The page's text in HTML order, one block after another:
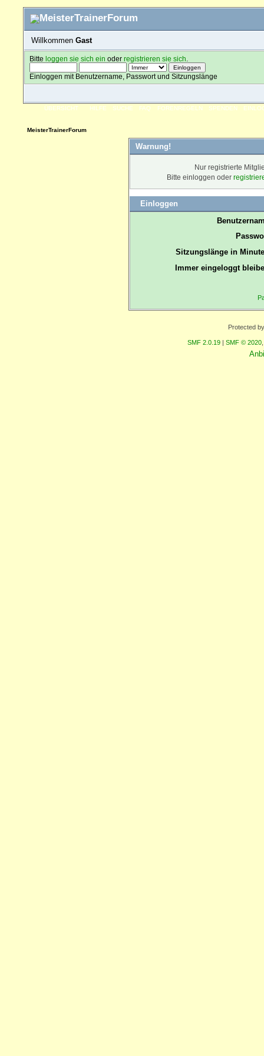
Willkommen Gast
Bitteloggen sie sich ein oderregistrieren sie sich
Einloggen mit Benutzername, Passwort und Sitzungslänge
ÜBERSICHT HILFE SUCHE FAQ FORENREGELN SPENDEN
MeisterTrainerForum
Warnung!
Nur registrierte
Bitte einloggen oder
Einloggen
Sitzungslänge in
Immer eingeloggt
Protected
SMF 2.0.19 | SMF © 2020